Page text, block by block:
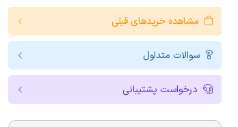
مشاهده خریدهای قبلی
سوالات متداول
درخواست پشتیبانی